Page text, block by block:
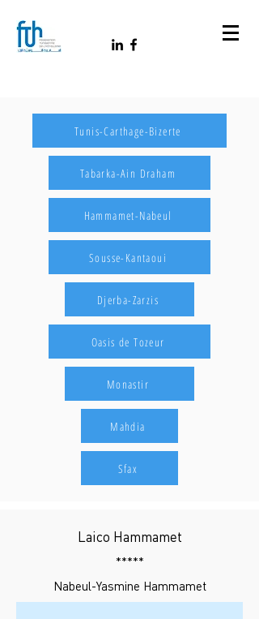
Tunis-Carthage-Bizerte
Tabarka-Ain Draham
Hammamet-Nabeul
Sousse-Kantaoui
Djerba-Zarzis
Oasis de Tozeur
Monastir
Mahdia
Sfax
Laico Hammamet
*****
Nabeul-Yasmine Hammamet